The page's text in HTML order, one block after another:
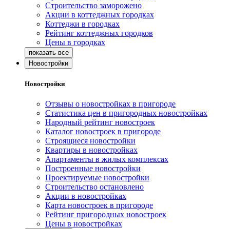
Строительство заморожено
Акции в коттеджных городках
Коттеджи в городках
Рейтинг коттеджных городков
Цены в городках
Новостройки
Новостройки
Отзывы о новостройках в пригороде
Статистика цен в пригородных новостройках
Народный рейтинг новостроек
Каталог новостроек в пригороде
Строящиеся новостройки
Квартиры в новостройках
Апартаменты в жилых комплексах
Построенные новостройки
Проектируемые новостройки
Строительство остановлено
Акции в новостройках
Карта новостроек в пригороде
Рейтинг пригородных новостроек
Цены в новостройках